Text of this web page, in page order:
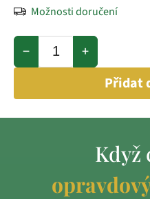
Možnosti doručení
+
−
Přidat
Když